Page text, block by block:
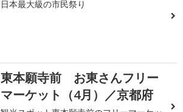
日本最大級の市民祭り
東本願寺前 お東さんフリー
マーケット（4月）／京都府